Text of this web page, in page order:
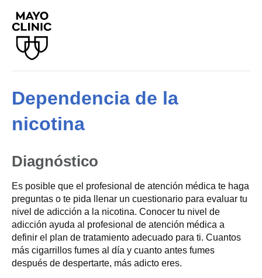
Dependencia de la
nicotina
Diagnóstico
Es posible que el profesional de atención médica te haga
preguntas o te pida llenar un cuestionario para evaluar tu
nivel de adicción a la nicotina. Conocer tu nivel de
adicción ayuda al profesional de atención médica a
definir el plan de tratamiento adecuado para ti. Cuantos
más cigarrillos fumes al día y cuanto antes fumes
después de despertarte, más adicto eres.